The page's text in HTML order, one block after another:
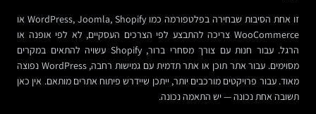
זו אחת הסיבות שבחירה בפלטפורמה כמו WordPress, Joomla, Shopify או
WooCommerce צריכה להתבצע לפי הצרכים העסקיים, לא לפי אופנה או
הרגל. עבור חנות עם צורך מסחרי ברור, Shopify עשויה להתאים במקרים
מסוימים. עבור אתר תוכן או אתר תדמית עם גמישות רחבה, WordPress נפוצה
מאוד. עבור פרויקטים מורכבים יותר, ייתכן שיידרש פיתוח אתרים מותאם. אין כאן
תשובה אחת נכונה — יש התאמה נכונה.